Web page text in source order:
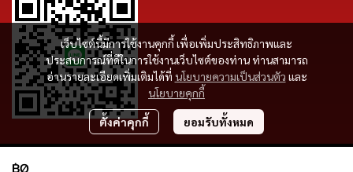
เว็บไซต์นี้มีการใช้งานคุกกี้ เพื่อเพิ่มประสิทธิภาพและ
ประสบการณ์ที่ดีในการใช้งานเว็บไซต์ของท่าน ท่านสามารถ
อ่านรายละเอียดเพิ่มเติมได้ที่ นโยบายความเป็นส่วนตัว และ
นโยบายคุกกี้
ตั้งค่าคุกกี้ ยอมรับทั้งหมด